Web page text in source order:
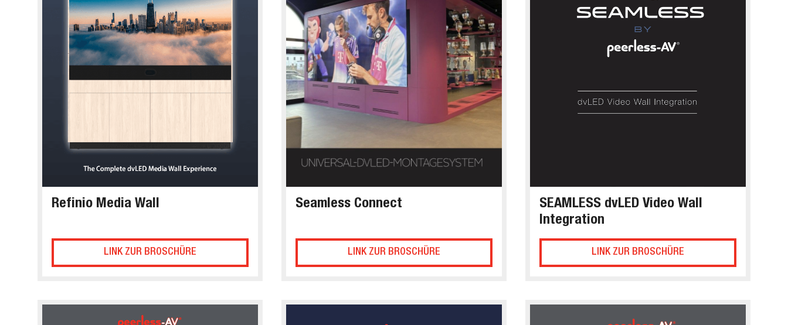
Refinio Media Wall
LINK ZUR BROSCHÜRE
Seamless Connect
LINK ZUR BROSCHÜRE
SEAMLESS dvLED Video Wall
Integration
LINK ZUR BROSCHÜRE